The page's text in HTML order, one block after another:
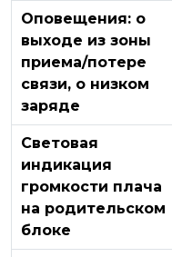
Оповещения: о
выходе из зоны
приема/потере
связи, о низком
заряде
Световая
индикация
громкости плача
на родительском
блоке